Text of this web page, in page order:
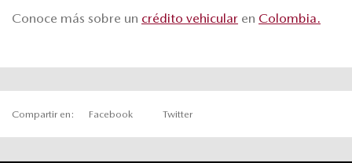
Conoce más sobre un crédito vehicular en Colombia.
Compartir en: Facebook Twitter